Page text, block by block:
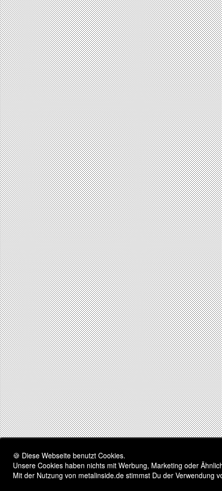
🍪 Diese Webseite benutzt Cookies.
Unsere Cookies haben nichts mit Werbung, Marketing oder
Mit der Nutzung von metalinside.de stimmst Du der Verwendung